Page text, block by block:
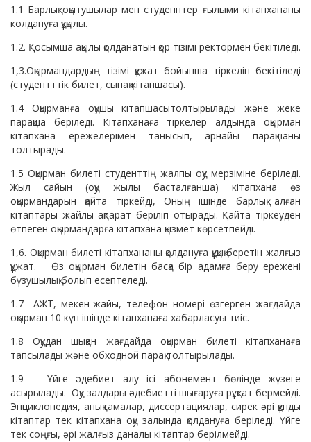
1.1 Барлық оқытушылар мен студеннтер ғылыми кітапхананы
колдануға құқылы.
1.2. Қосымша ақылы қолданатын қор тізімі ректормен бекітіледі.
1,3.Оқырмандардың тізімі құжат бойынша тіркеліп бекітіледі
(студентттік билет, сынақ кітапшасы).
1.4 Оқырманға оқушы кітапшасытолтырылады және жеке
парақша беріледі. Кітапханаға тіркелер алдында оқырман
кітапхана ережелерімен танысып, арнайы парақшаны
толтырады.
1.5 Оқырман билеті студенттің жалпы оқу мерзіміне беріледі.
Жыл сайын (оқу жылы басталғанша) кітапхана өз
оқырмандарын қайта тіркейді, Оның ішінде барлық алған
кітаптары жайлы ақпарат беріліп отырады. Қайта тіркеуден
өтпеген оқырмандарға кітапхана қызмет көрсетпейді.
1,6. Оқырман билеті кітапхананы қолдануға құқық беретін жалғыз
құжат. Өз оқырман билетін басқа бір адамға беру ережені
бұзушылық болып есептеледі.
1.7 АЖТ, мекен-жайы, телефон номері өзгерген жағдайда
оқырман 10 күн ішінде кітапханаға хабарласуы тиіс.
1.8 Оқудан шыққан жағдайда оқырман билеті кітапханаға
тапсылады және обходной парақ толтырылады.
1.9 Үйге әдебиет алу ісі абонемент бөлінде жүзеге
асырылады. Оқу залдары әдебиетті шығаруға рұқсат бермейді.
Энциклопедия, анықтамалар, диссертациялар, сирек әрі құнды
кітаптар тек кітапхана оқу залында қолдануға беріледі. Үйге
тек соңғы, әрі жалғыз даналы кітаптар берілмейді.